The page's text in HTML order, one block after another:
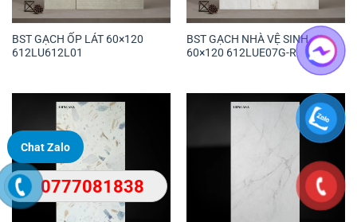
BST GẠCH ỐP LÁT 60×120
612LU612L01
BST GẠCH NHÀ VỆ SINH
60×120 612LUE07G-R
Chat Zalo
0777081838